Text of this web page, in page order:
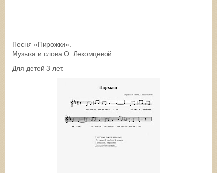
Песня «Пирожки».
Музыка и слова О. Лекомцевой.
Для детей 3 лет.